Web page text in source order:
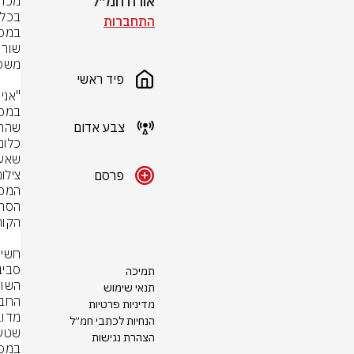
התחברות
פיד ראשי
צבע אדום
פרסם
תמיכה
תנאי שימוש
מדיניות פרטיות
הנחיות לכתבי חמ״ל
הצהרת נגישות